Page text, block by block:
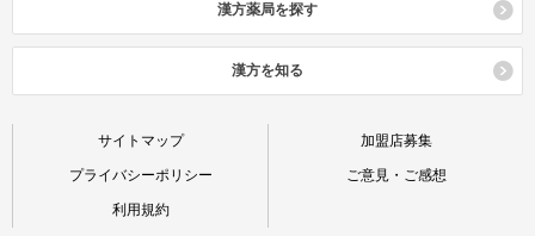
漢方薬局を探す
漢方を知る
サイトマップ
プライバシーポリシー
利用規約
加盟店募集
ご意見・ご感想